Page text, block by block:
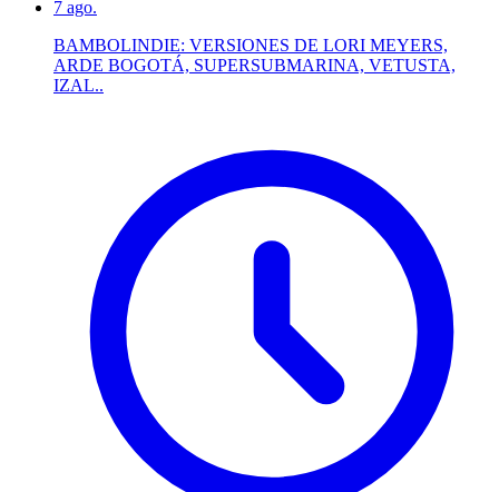
7 ago.
BAMBOLINDIE: VERSIONES DE LORI MEYERS,
ARDE BOGOTÁ, SUPERSUBMARINA, VETUSTA,
IZAL..